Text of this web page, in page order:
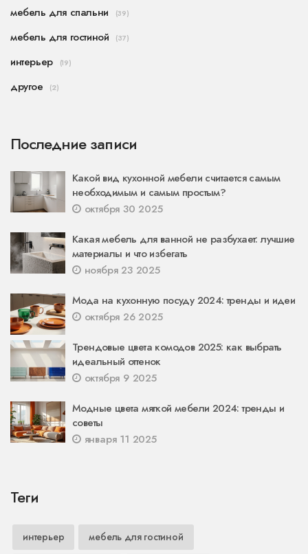
мебель для спальни (39)
мебель для гостиной (37)
интерьер (19)
другое (2)
Последние записи
Какой вид кухонной мебели считается самым
необходимым и самым простым?
октября 30 2025
Какая мебель для ванной не разбухает: лучшие
материалы и что избегать
ноября 23 2025
Мода на кухонную посуду 2024: тренды и идеи
октября 26 2025
Трендовые цвета комодов 2025: как выбрать
идеальный оттенок
октября 9 2025
Модные цвета мягкой мебели 2024: тренды и
советы
января 11 2025
Теги
интерьер мебель для гостиной